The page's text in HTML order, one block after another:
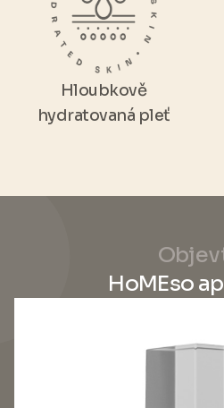
Hloubkově
hydratovaná pleť
HoMEso